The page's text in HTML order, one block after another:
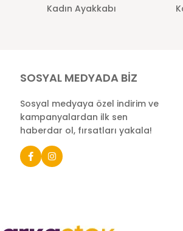
Kadın Ayakkabı
SOSYAL MEDYADA BİZ
Sosyal medyaya özel indirim ve
kampanyalardan ilk sen
haberdar ol, fırsatları yakala!